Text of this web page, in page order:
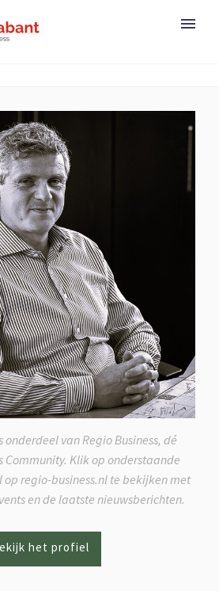
van Regio Business, dé
Community. Klik op onderstaande
regio-business.nl te bekijken met
en de laatste nieuwsberichten.